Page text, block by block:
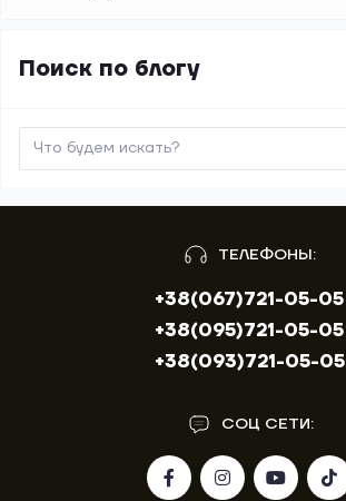
Поиск по блогу
ТЕЛЕФОНЫ:
+38(067)721-05-05
+38(095)721-05-05
+38(093)721-05-05
СОЦ СЕТИ: